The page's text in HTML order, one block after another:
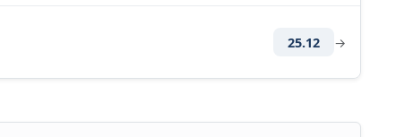
25.12 →